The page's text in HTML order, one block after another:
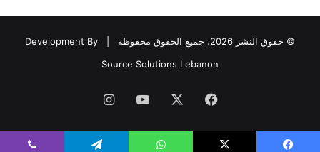
© حقوق النشر 2026، جميع الحقوق محفوظة |
Development By
Source Solutions Lebanon
فيسبوك ‫YouTubeانستقرام